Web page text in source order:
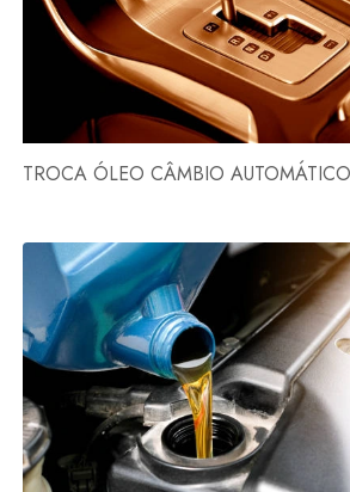
TROCA ÓLEO CÂMBIO